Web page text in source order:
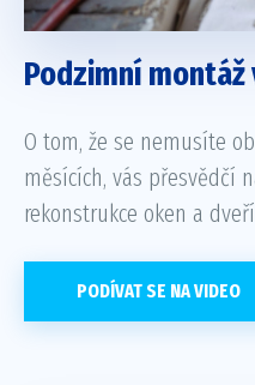
Podzimní montáž
O tom, že se nemusíte
měsících, vás přesvědčí
rekonstrukce oken a
PODÍVAT SE NA VIDEO